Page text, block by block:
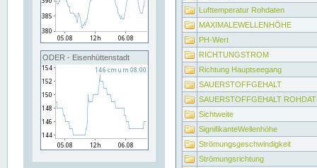
ODER - Eisenhüttenstadt
Lufttemperatur Rohdaten
MAXIMALEWELLENHÖHE
PH-Wert
RICHTUNGSTROM
Richtung Hauptseegang
SAUERSTOFFGEHALT
SAUERSTOFFGEHALT
Sichtweite
SignifikanteWellenhöhe
Strömungsgeschwindigkeit
Strömungsrichtung